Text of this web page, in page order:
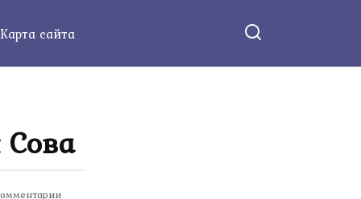
Карта сайта
Сова